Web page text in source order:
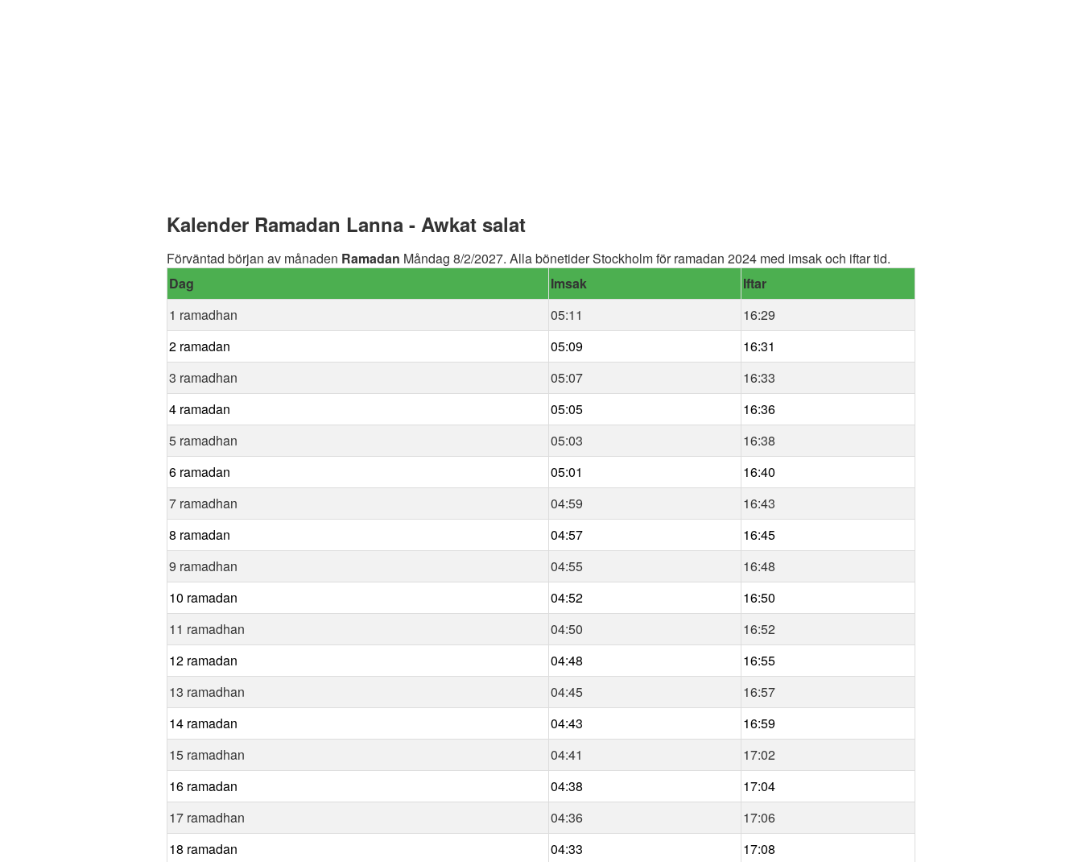
Kalender Ramadan Lanna - Awkat salat
Förväntad början av månaden Ramadan Måndag 8/2/2027. Alla bönetider Stockholm för ramadan 2024 med imsak och iftar tid.
Dag
Imsak
Iftar
1 ramadhan
05:11
16:29
2 ramadan
05:09
16:31
3 ramadhan
05:07
16:33
4 ramadan
05:05
16:36
5 ramadhan
05:03
16:38
6 ramadan
05:01
16:40
7 ramadhan
04:59
16:43
8 ramadan
04:57
16:45
9 ramadhan
04:55
16:48
10 ramadan
04:52
16:50
11 ramadhan
04:50
16:52
12 ramadan
04:48
16:55
13 ramadhan
04:45
16:57
14 ramadan
04:43
16:59
15 ramadhan
04:41
17:02
16 ramadan
04:38
17:04
17 ramadhan
04:36
17:06
18 ramadan
04:33 17:08